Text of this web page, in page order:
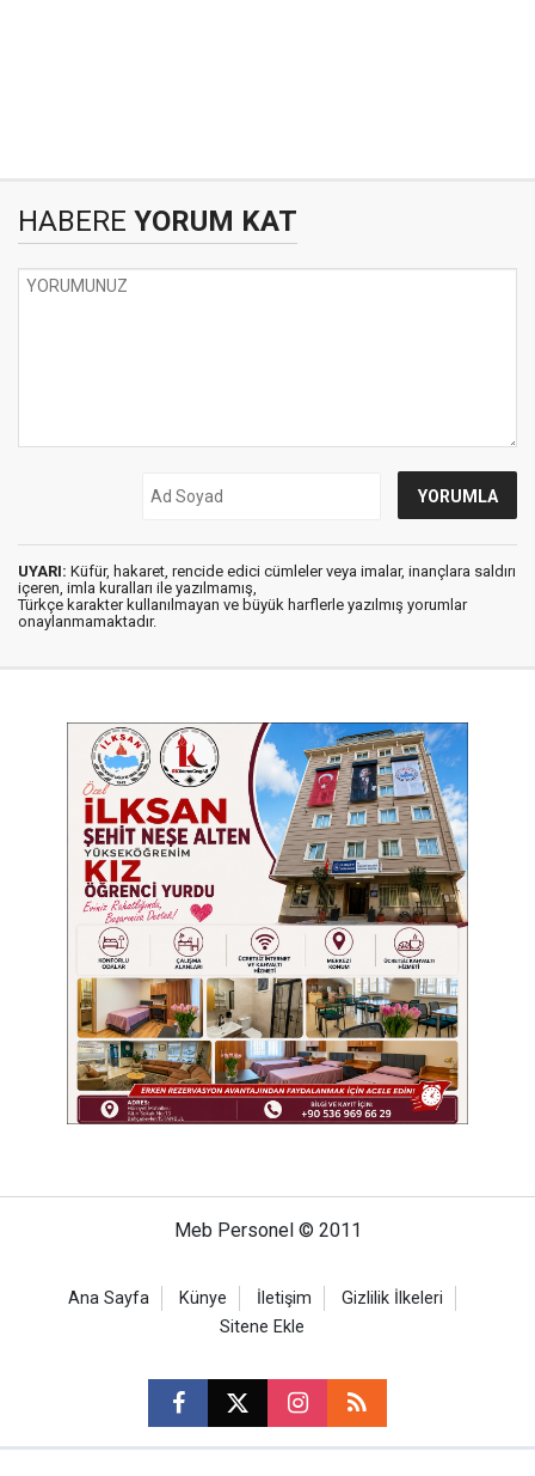
HABERE YORUM KAT
UYARI: Küfür, hakaret, rencide edici cümleler veya imalar, inançlara saldırı
içeren, imla kuralları ile yazılmamış,
Türkçe karakter kullanılmayan ve büyük harflerle yazılmış yorumlar
onaylanmamaktadır.
Meb Personel © 2011
Ana Sayfa Künye İletişim
Gizlilik İlkeleri
Sitene Ekle